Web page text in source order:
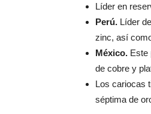
Líder en
Perú. Líder
zinc, así
México. Este
de cobre y
Los cariocas
séptima de